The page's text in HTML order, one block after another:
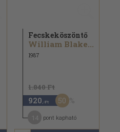
Fecskeköszöntő
William Blake...
1987
1.840 Ft
920 ,-Ft 50
pont kapható